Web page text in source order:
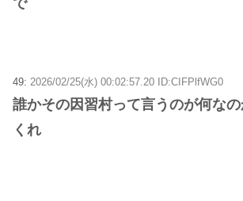
49: 2026/02/25(水) 00:02:57.20 ID:CIFPlfWG0
誰かその因習村って言うのが何な
くれ